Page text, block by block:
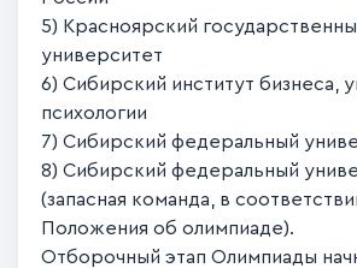
5) Красноярский
университет
6) Сибирский институт бизнеса,
психологии
7) Сибирский федеральный
8) Сибирский федеральный
(запасная команда, в
Положения об олимпиаде).
Отборочный этап Олимпиады